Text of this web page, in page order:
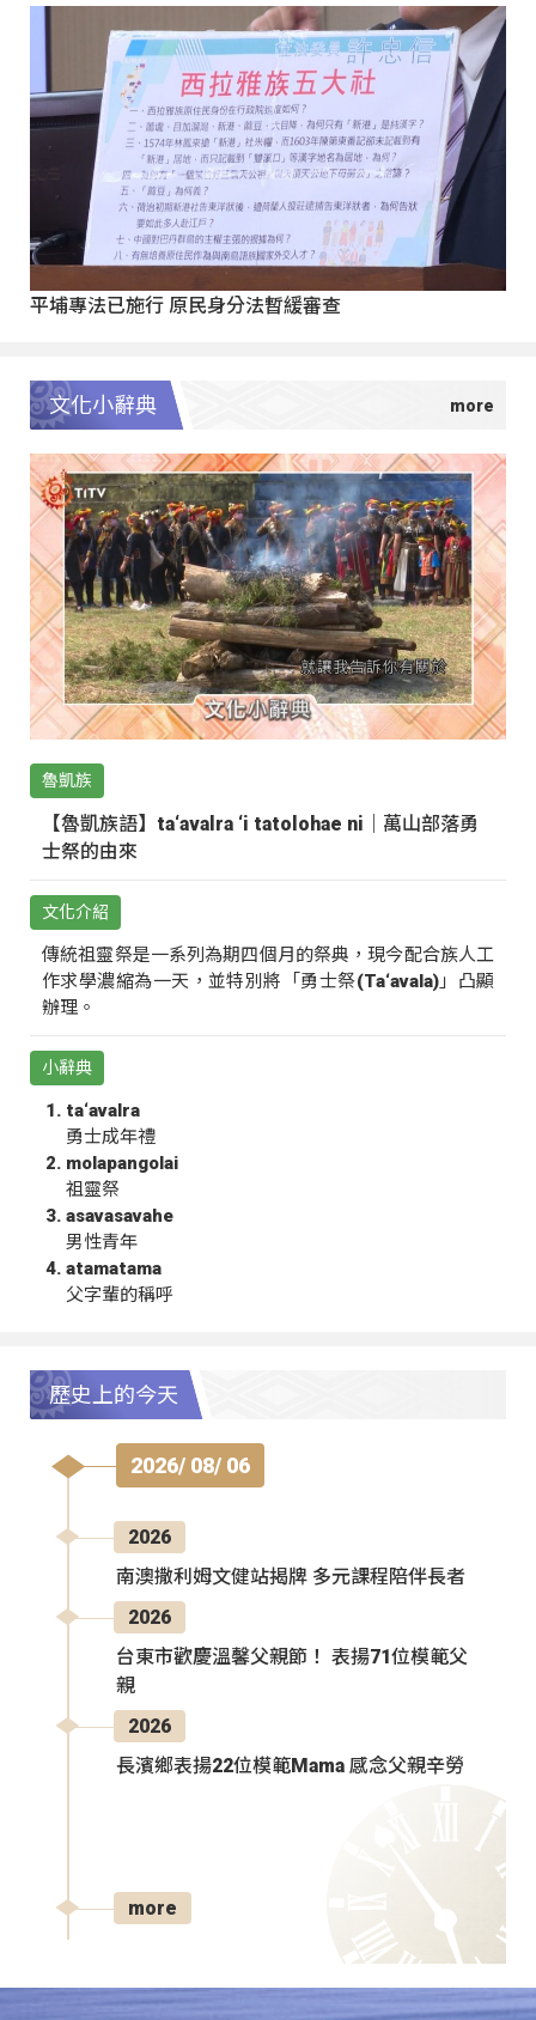
平埔專法已施行 原民身分法暫緩審查
文化小辭典
魯凱族
【魯凱族語】ta‘avalra ‘i tatolohae ni｜萬山部落勇
士祭的由來
文化介紹
傳統祖靈祭是一系列為期四個月的祭典，現今配合族人工
作求學濃縮為一天，並特別將「勇士祭(Ta‘avala)」凸顯
辦理。
小辭典
ta‘avalra
勇士成年禮
molapangolai
祖靈祭
asavasavahe
男性青年
atamatama
父字輩的稱呼
歷史上的今天
2026/ 08/ 06
2026
南澳撒利姆文健站揭牌 多元課程陪伴長者
2026
台東市歡慶溫馨父親節！ 表揚71位模範父
親
2026
長濱鄉表揚22位模範Mama 感念父親辛勞
more